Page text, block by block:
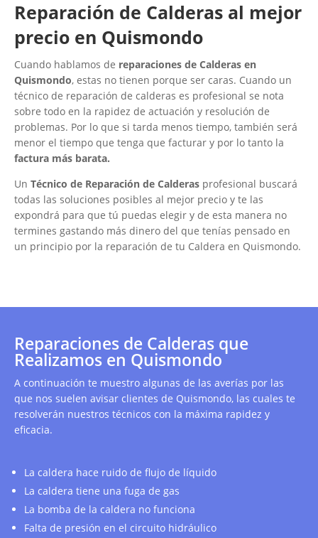
Reparación de Calderas al mejor
precio en Quismondo
Cuando hablamos de reparaciones de Calderas en
Quismondo, estas no tienen porque ser caras. Cuando un
técnico de reparación de calderas es profesional se nota
sobre todo en la rapidez de actuación y resolución de
problemas. Por lo que si tarda menos tiempo, también será
menor el tiempo que tenga que facturar y por lo tanto la
factura más barata.
Un Técnico de Reparación de Calderas profesional buscará
todas las soluciones posibles al mejor precio y te las
expondrá para que tú puedas elegir y de esta manera no
termines gastando más dinero del que tenías pensado en
un principio por la reparación de tu Caldera en Quismondo.
Reparaciones de Calderas que
Realizamos en Quismondo
A continuación te muestro algunas de las averías por las
que nos suelen avisar clientes de Quismondo, las cuales te
resolverán nuestros técnicos con la máxima rapidez y
eficacia.
La caldera hace ruido de flujo de líquido
La caldera tiene una fuga de gas
La bomba de la caldera no funciona
Falta de presión en el circuito hidráulico